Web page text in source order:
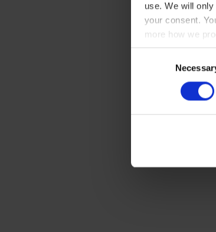
use. We will
your consent.
more how we